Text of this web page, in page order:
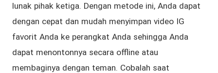
lunak pihak ketiga. Dengan metode ini, Anda dapat
dengan cepat dan mudah menyimpan video IG
favorit Anda ke perangkat Anda sehingga Anda
dapat menontonnya secara offline atau
membaginya dengan teman. Cobalah saat